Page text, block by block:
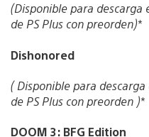
(Disponible para
de PS Plus con preorden)*
Dishonored
( Disponible para
de PS Plus con preorden )*
DOOM 3: BFG Edition